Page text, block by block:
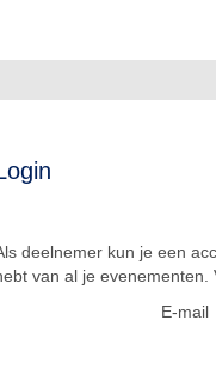
deelnemer kun je een
van al je evenementen.
E-mail